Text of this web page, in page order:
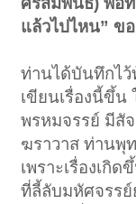
แล้วไปไหน” ข
ท่านได้บันทึกไว้
เขียนเรื่องนี้ขึ้
พรหมจรรย์ มีสั
ฆราวาส ท่านพุ
เพราะเรื่องเกิ
ที่ลี้ลับมหัศจรรย์